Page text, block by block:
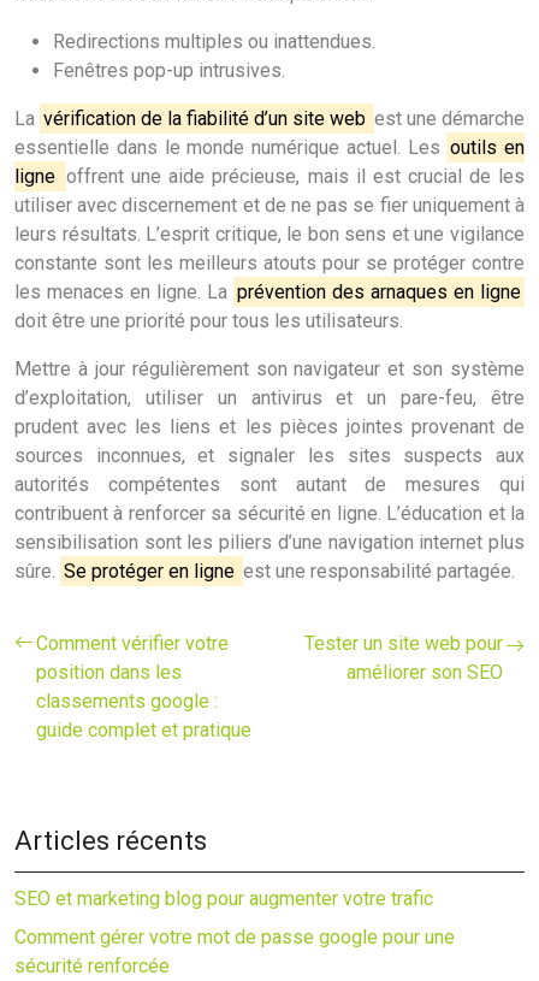
Redirections multiples ou inattendues.
Fenêtres pop-up intrusives.
La vérification de la fiabilité d’un site web est une démarche
essentielle dans le monde numérique actuel. Les outils en
ligne offrent une aide précieuse, mais il est crucial de les
utiliser avec discernement et de ne pas se fier uniquement à
leurs résultats. L’esprit critique, le bon sens et une vigilance
constante sont les meilleurs atouts pour se protéger contre
les menaces en ligne. La prévention des arnaques en ligne
doit être une priorité pour tous les utilisateurs.
Mettre à jour régulièrement son navigateur et son système
d’exploitation, utiliser un antivirus et un pare-feu, être
prudent avec les liens et les pièces jointes provenant de
sources inconnues, et signaler les sites suspects aux
autorités compétentes sont autant de mesures qui
contribuent à renforcer sa sécurité en ligne. L’éducation et la
sensibilisation sont les piliers d’une navigation internet plus
sûre. Se protéger en ligne est une responsabilité partagée.
Comment vérifier votre
position dans les
classements google :
guide complet et pratique
Tester un site web pour
améliorer son SEO
Articles récents
SEO et marketing blog pour augmenter votre trafic
Comment gérer votre mot de passe google pour une
sécurité renforcée